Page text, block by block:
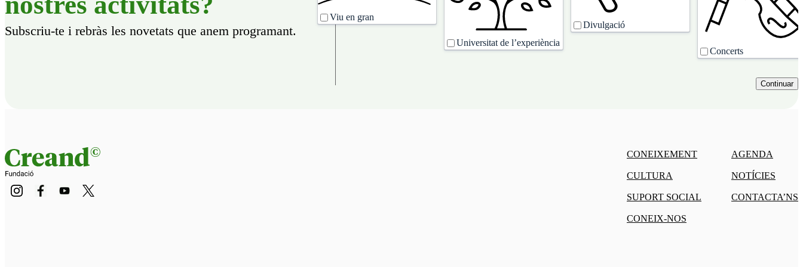
Subscriu-te i rebràs les novetats que anem programant.
Viu en gran
Universitat de l’experiència
Divulgació
Concerts
CONEIXEMENT
CULTURA
SUPORT SOCIAL
CONEIX-NOS
AGENDA
NOTÍCIES
CONTACTA’NS